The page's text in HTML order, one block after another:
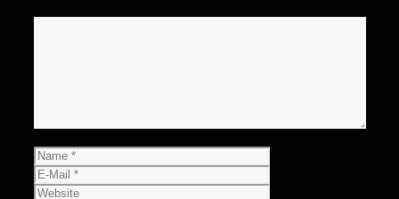
Name
E-
Mail
Website